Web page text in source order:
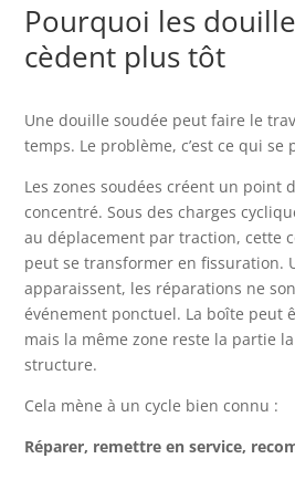
Pourquoi les
cèdent plus tôt
Une douille soudée peut faire le
temps. Le problème, c’est ce qui se
Les zones soudées créent un point
concentré. Sous des charges
au déplacement par traction, cette
peut se transformer en fissuration.
apparaissent, les réparations ne
événement ponctuel. La boîte peut
mais la même zone reste la partie
structure.
Cela mène à un cycle bien connu :
Réparer, remettre en service,